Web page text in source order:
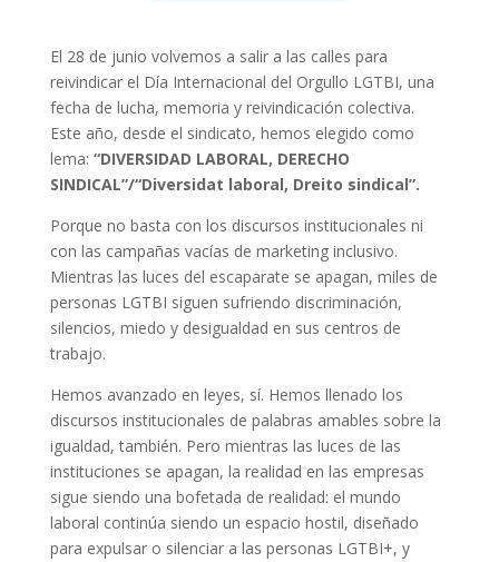
El 28 de junio volvemos a salir a las calles para
reivindicar el Día Internacional del Orgullo LGTBI, una
fecha de lucha, memoria y reivindicación colectiva.
Este año, desde el sindicato, hemos elegido como
lema: “DIVERSIDAD LABORAL, DERECHO
SINDICAL”/“Diversidat laboral, Dreito sindical”.
Porque no basta con los discursos institucionales ni
con las campañas vacías de marketing inclusivo.
Mientras las luces del escaparate se apagan, miles de
personas LGTBI siguen sufriendo discriminación,
silencios, miedo y desigualdad en sus centros de
trabajo.
Hemos avanzado en leyes, sí. Hemos llenado los
discursos institucionales de palabras amables sobre la
igualdad, también. Pero mientras las luces de las
instituciones se apagan, la realidad en las empresas
sigue siendo una bofetada de realidad: el mundo
laboral continúa siendo un espacio hostil, diseñado
para expulsar o silenciar a las personas LGTBI+, y